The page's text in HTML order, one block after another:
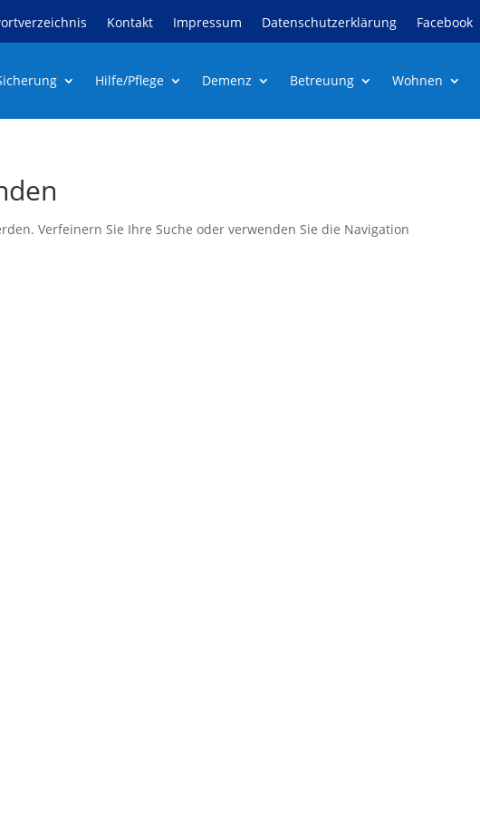
Kontakt Impressum Datenschutzerklärung Facebook
Hilfe/Pflege Demenz Betreuung Wohnen
Verfeinern Sie Ihre Suche oder verwenden Sie die Navigation